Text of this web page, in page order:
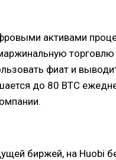
активами
фиат и
до 80 ВТС
биржей, на Huobi